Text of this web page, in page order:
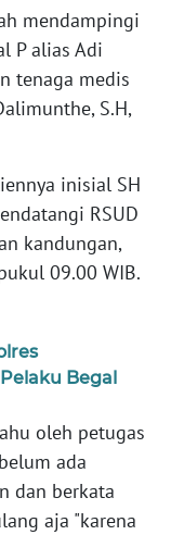
mendampingi
P alias Adi
tenaga medis
S.H,
inisial SH
RSUD
kandungan,
09.00 WIB.
Begal
oleh petugas
ada
dan berkata
aja "karena